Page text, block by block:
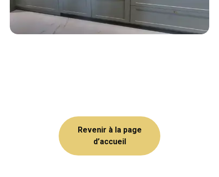
Revenir à la page
d’accueil